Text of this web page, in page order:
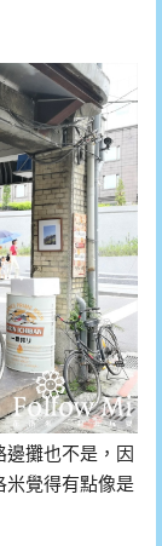
攤也不是，因
米覺得有點像是